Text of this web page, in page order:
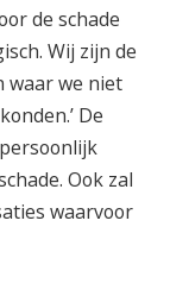
de schade
Wij zijn de
waar we niet
De
Ook zal
waarvoor